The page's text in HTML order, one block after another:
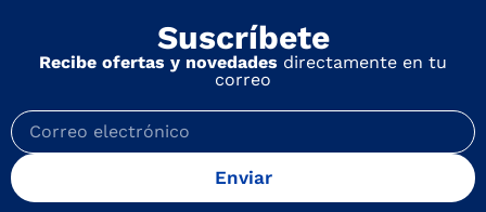
Suscríbete
Recibe ofertas y novedades directamente en tu
correo
Enviar